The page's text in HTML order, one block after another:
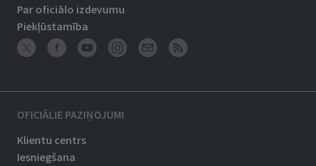
Par oficiālo izdevumu
Piekļūstamība
OFICIĀLIE PAZIŅOJUMI
Klientu centrs
Iesniegšana